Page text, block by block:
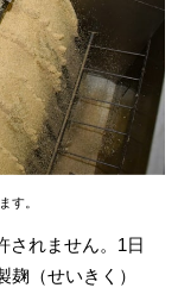
す。
されません。1日
（せいきく）